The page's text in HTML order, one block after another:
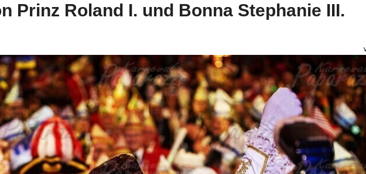
Prinz Roland I. und Bonna Stephanie III.